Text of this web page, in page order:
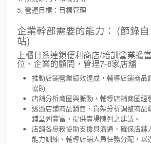
5. 營運目標：目標管理
企業幹部需要的能力： (節錄
站)
上櫃日系連鎖便利商店/培訓營業擔
位、企業的顧問，管理7-8家店舖
推動店鋪營業績效達成，輔導店鋪商品
協助
店舖分析商圈與脈動，輔導店舖商圈經
透過店鋪商品銷售、貨架分析調整商品
鋪呈列豐富，提供賣場陳列之建議。
店舖各庶務協助支援與溝通，確保店鋪
能力訓練、輔導店鋪人員任務分配，以